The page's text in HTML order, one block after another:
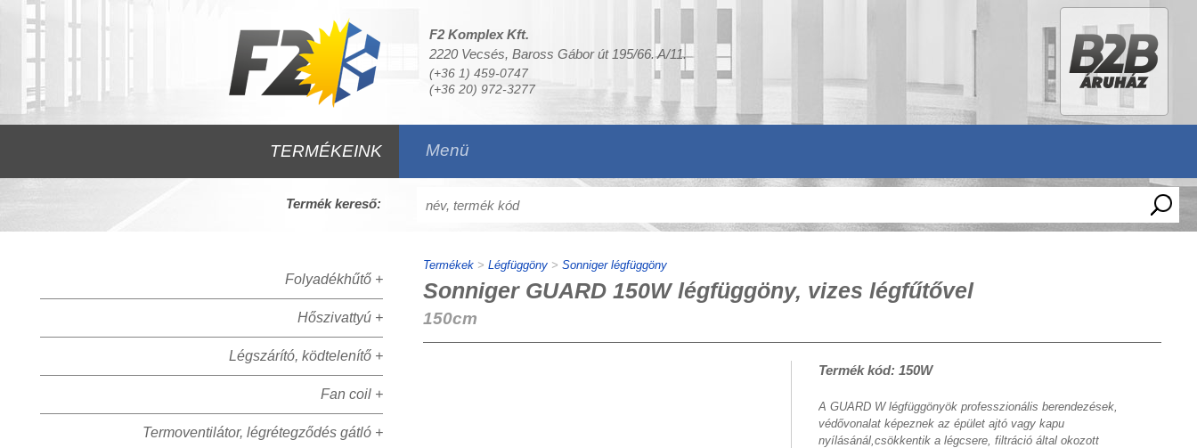
F2 Komplex Kft.
2220 Vecsés, Baross Gábor út 195/66. A/11.
(+36 1) 459-0747
(+36 20) 972-3277
TERMÉKEINK Menü
Termék kereső:
Folyadékhűtő +
Hőszivattyú +
Légszárító, ködtelenítő +
Fan coil +
Termoventilátor, légrétegződés gátló +
Termékek> Légfüggöny> Sonniger légfüggöny
Sonniger GUARD 150W légfüggöny, vizes légfűtővel
150cm
Termék kód: 150W
A GUARD W légfüggönyök professzionális berendezések,
védővonalat képeznek az épület ajtó vagy kapu
nyílásánál,csökkentik a légcsere, filtráció által okozott